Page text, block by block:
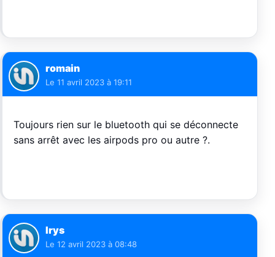
romain
Le 11 avril 2023 à 19:11
Toujours rien sur le bluetooth qui se déconnecte
sans arrêt avec les airpods pro ou autre ?.
Irys
Le 12 avril 2023 à 08:48